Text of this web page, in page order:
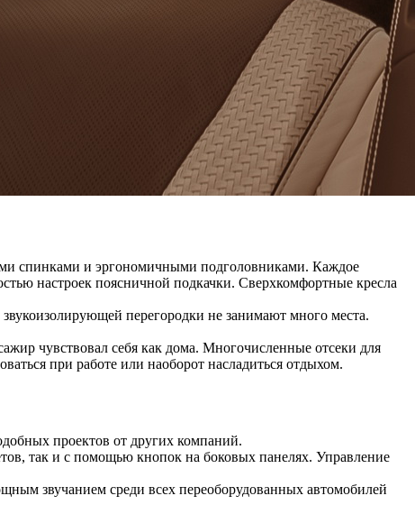
спинками и эргономичными подголовниками. Каждое
настроек поясничной подкачки. Сверхкомфортные кресла
перегородки не занимают много места.
чувствовал себя как дома. Многочисленные отсеки для
при работе или наоборот насладиться отдыхом.
проектов от других компаний.
так и с помощью кнопок на боковых панелях. Управление
звучанием среди всех переоборудованных автомобилей